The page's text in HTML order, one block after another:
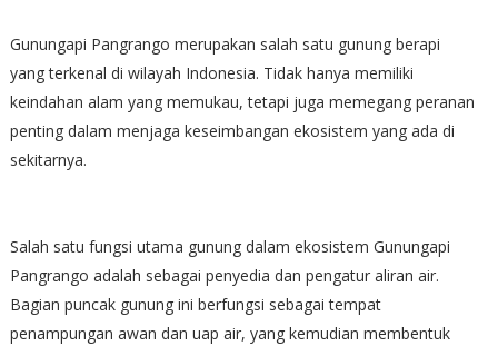
Gunungapi Pangrango merupakan salah satu gunung berapi
yang terkenal di wilayah Indonesia. Tidak hanya memiliki
keindahan alam yang memukau, tetapi juga memegang peranan
penting dalam menjaga keseimbangan ekosistem yang ada di
sekitarnya.
Salah satu fungsi utama gunung dalam ekosistem Gunungapi
Pangrango adalah sebagai penyedia dan pengatur aliran air.
Bagian puncak gunung ini berfungsi sebagai tempat
penampungan awan dan uap air, yang kemudian membentuk